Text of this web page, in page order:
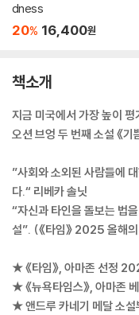
dness
20% 16,400원
책소개
지금 미국에서 가장 높이
오션 브엉 두 번째 소설 《기
”사회와 소외된 사람들에
다.“ 리베카 솔닛
“자신과 타인을 돌보는 법
설”. (《타임》 2025 올해
★ 《타임》, 아마존 선정
★ 《뉴욕타임스》, 아마존
★ 앤드루 카네기 메달 소설